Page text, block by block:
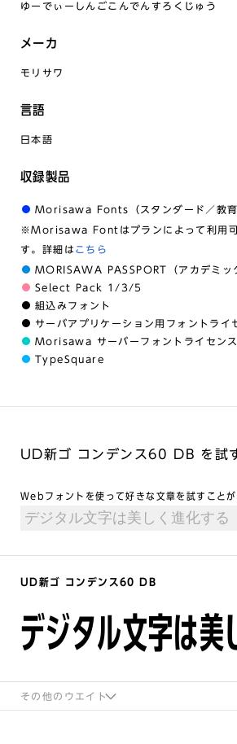
ゆーでぃーしんごこんでんすろくじゅう
メーカ
モリサワ
言語
日本語
収録製品
Morisawa Fonts（スタンダード／教育
※Morisawa Fontはプランによって利用可
す。詳細は こちら
MORISAWA PASSPORT（アカデミッ
Select Pack 1/3/5
組込みフォント
サーバアプリケーション用フォントライ
Morisawa サーバーフォントライセンス
TypeSquare
UD新ゴ コンデンス60 DB を試
Webフォントを使って好きな文章を試すことが
UD新ゴ コンデンス60 DB
デジタル文字は美
その他のウエイト